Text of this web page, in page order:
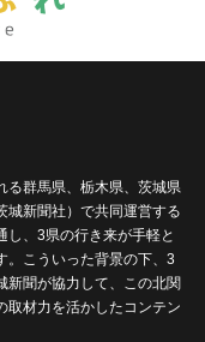
群馬県、栃木県、茨城県
城新聞社）で共同運営する
し、3県の行き来が手軽と
。こういった背景の下、3
新聞が協力して、この北関
取材力を活かしたコンテン